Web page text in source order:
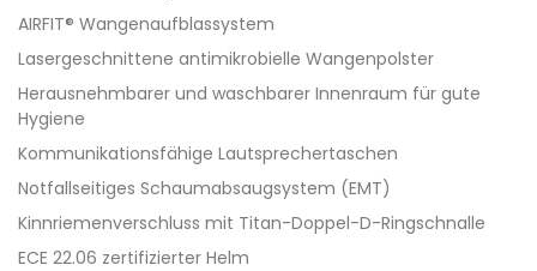
AIRFIT® Wangenaufblassystem
Lasergeschnittene antimikrobielle Wangenpolster
Herausnehmbarer und waschbarer Innenraum für gute
Hygiene
Kommunikationsfähige Lautsprechertaschen
Notfallseitiges Schaumabsaugsystem (EMT)
Kinnriemenverschluss mit Titan-Doppel-D-Ringschnalle
ECE 22.06 zertifizierter Helm